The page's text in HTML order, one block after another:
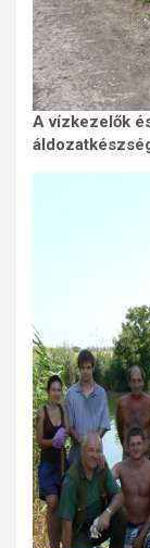
A vízkezelők